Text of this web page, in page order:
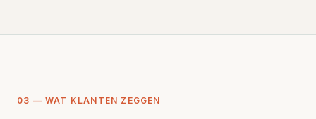
03 — WAT KLANTEN ZEGGEN